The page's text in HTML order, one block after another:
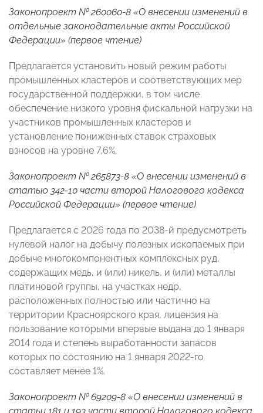
Законопроект № 260060-8 «О внесении изменений в
отдельные законодательные акты Российской
Федерации» (первое чтение)
Предлагается установить новый режим работы
промышленных кластеров и соответствующих мер
государственной поддержки, в том числе
обеспечение низкого уровня фискальной нагрузки на
участников промышленных кластеров и
установление пониженных ставок страховых
взносов на уровне 7,6%.
Законопроект № 265873-8 «О внесении изменений в
статью 342-10 части второй Налогового кодекса
Российской Федерации» (первое чтение)
Предлагается с 2026 года по 2038-й предусмотреть
нулевой налог на добычу полезных ископаемых при
добыче многокомпонентных комплексных руд,
содержащих медь, и (или) никель, и (или) металлы
платиновой группы, на участках недр,
расположенных полностью или частично на
территории Красноярского края, лицензия на
пользование которыми впервые выдана до 1 января
2014 года и степень выработанности запасов
которых по состоянию на 1 января 2022-го
составляет менее 1%.
Законопроект № 69209-8 «О внесении изменений в